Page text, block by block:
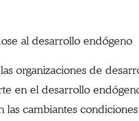
al desarrollo endógeno
organizaciones de
en el desarrollo
las cambiantes